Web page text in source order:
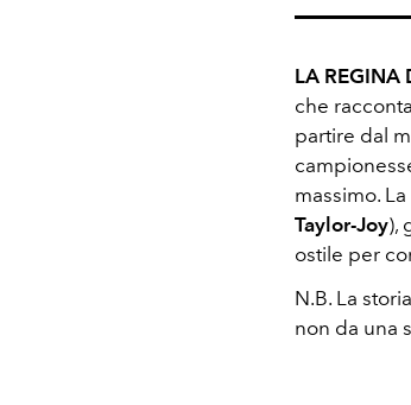
LA REGINA
che
partire dal
massimo.
Taylor-Joy),
ostile per
N.B. La
non da una